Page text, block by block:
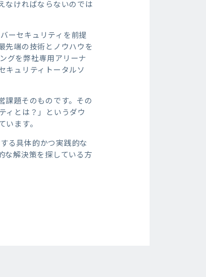
なければならないのでは
ーセキュリティを前提
先端の技術とノウハウを
グを弊社専用アリーナ
キュリティトータルソ
課題そのものです。その
ィとは？」というダウ
ます。
る具体的かつ実践的な
な解決策を探している方